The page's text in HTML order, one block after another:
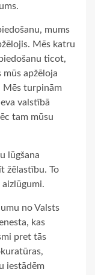
mums
Mēs katru
ticot,
mūs apžēloja
Mēs turpinām
valstībā
tam mūsu
lūgšana
žēlastību. To
no Valsts
kas
pret tās
iestādēm